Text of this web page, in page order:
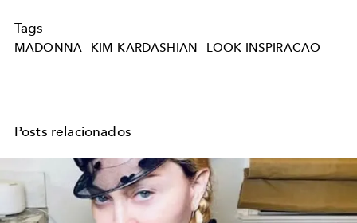
Tags
MADONNA KIM-KARDASHIAN LOOK INSPIRACAO
Posts relacionados